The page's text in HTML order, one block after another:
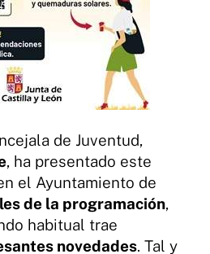
de Juventud,
, ha presentado este
el Ayuntamiento de
de la programación,
habitual trae
novedades. Tal y